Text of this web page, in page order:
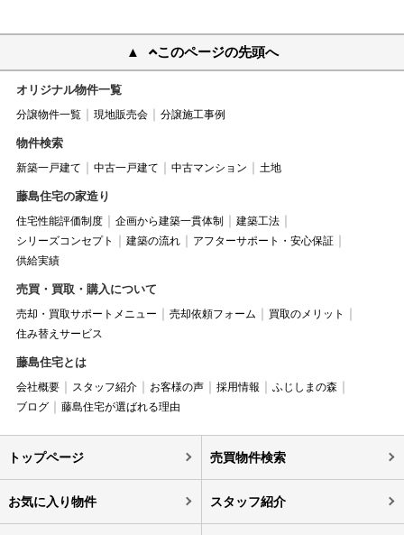
このページの先頭へ
オリジナル物件一覧
分譲物件一覧 現地販売会 分譲施工事例
物件検索
新築一戸建て 中古一戸建て 中古マンション 土地
藤島住宅の家造り
住宅性能評価制度 企画から建築一貫体制
建築工法
シリーズコンセプト
建築の流れ
アフターサポート・安心保証
供給実績
売買・買取・購入について
売却・買取サポートメニュー 売却依頼フォーム
買取のメリット
住み替えサービス
藤島住宅とは
会社概要 スタッフ紹介 お客様の声 採用情報
ふじしまの森
ブログ
藤島住宅が選ばれる理由
トップページ 売買物件検索
お気に入り物件 スタッフ紹介